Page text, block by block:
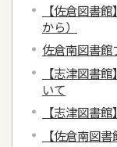
【佐倉図書
から）
佐倉南図書館
【志津図書
いて
【志津図書
【佐倉南図